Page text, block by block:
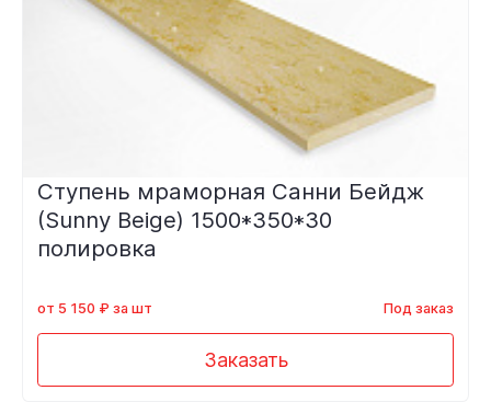
Ступень мраморная Санни Бейдж
(Sunny Beige) 1500*350*30
полировка
от 5 150 ₽ за шт Под заказ
Заказать